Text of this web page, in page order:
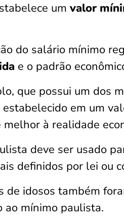
um valor
do salário mínimo
e o padrão
que possui um dos
em um
à realidade
deve ser usado
definidos por lei ou
de idosos também
mínimo paulista.